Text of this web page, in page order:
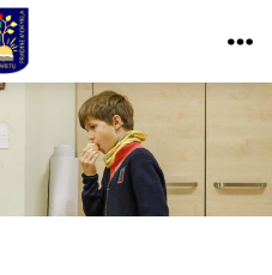
VILNIAUS
FILARETŲ